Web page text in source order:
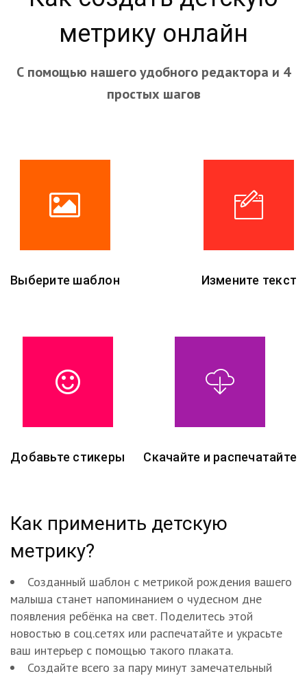
метрику онлайн
С помощью нашего удобного редактора и 4
простых шагов
Выберите шаблон Измените текст
Добавьте стикеры Скачайте и распечатайте
Как применить детскую
метрику?
Созданный шаблон с метрикой рождения вашего
малыша станет напоминанием о чудесном дне
появления ребёнка на свет. Поделитесь этой
новостью в соц.сетях или распечатайте и украсьте
ваш интерьер с помощью такого плаката.
Создайте всего за пару минут замечательный